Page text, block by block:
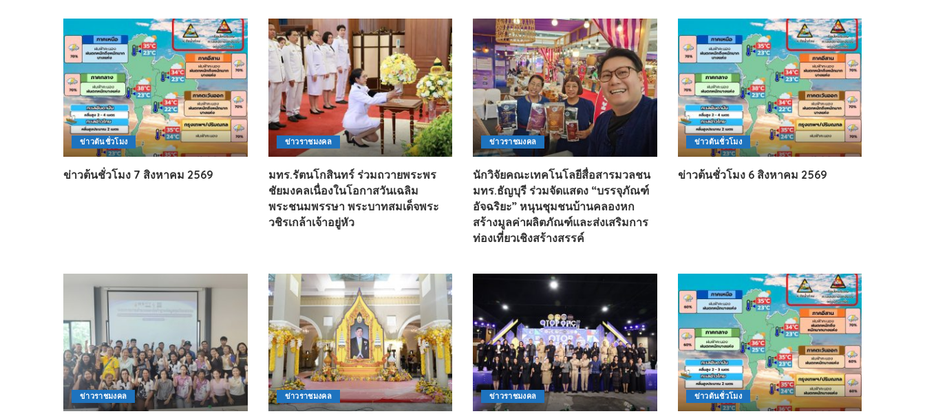
ข่าวต้นชั่วโมง
ข่าวต้นชั่วโมง 7 สิงหาคม 2569
ข่าวราชมงคล
มทร.รัตนโกสินทร์ ร่วมถวายพระพร
ชัยมงคลเนื่องในโอกาสวันเฉลิม
พระชนมพรรษา พระบาทสมเด็จพระ
วชิรเกล้าเจ้าอยู่หัว
ข่าวราชมงคล
นักวิจัยคณะเทคโนโลยีสื่อสารมวลชน
มทร.ธัญบุรี ร่วมจัดแสดง “บรรจุภัณฑ์
อัจฉริยะ” หนุนชุมชนบ้านคลองหก
สร้างมูลค่าผลิตภัณฑ์และส่งเสริมการ
ท่องเที่ยวเชิงสร้างสรรค์
ข่าวต้นชั่วโมง
ข่าวต้นชั่วโมง 6 สิงหาคม 2569
ข่าวราชมงคล ข่าวราชมงคล ข่าวราชมงคล ข่าวต้นชั่วโมง